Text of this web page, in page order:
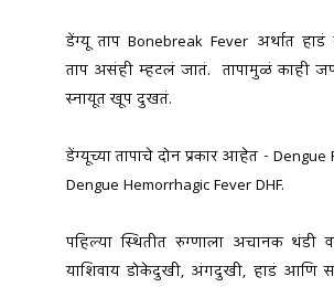
डेंग्यू ताप Bonebreak Fever अर्थात हाडं
ताप असंही म्हटलं जातं.  तापामुळं काही
स्नायूत खूप दुखतं.
डेंग्यूच्या तापाचे दोन प्रकार आहेत -
Dengue Hemorrhagic Fever DHF.
पहिल्या स्थितीत रुग्णाला अचानक थंडी
याशिवाय डोकेदुखी, अंगदुखी, हाडं आणि